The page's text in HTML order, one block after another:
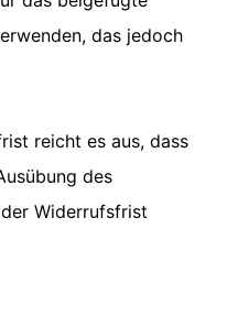
das jedoch
reicht es aus, dass
des
Widerrufsfrist